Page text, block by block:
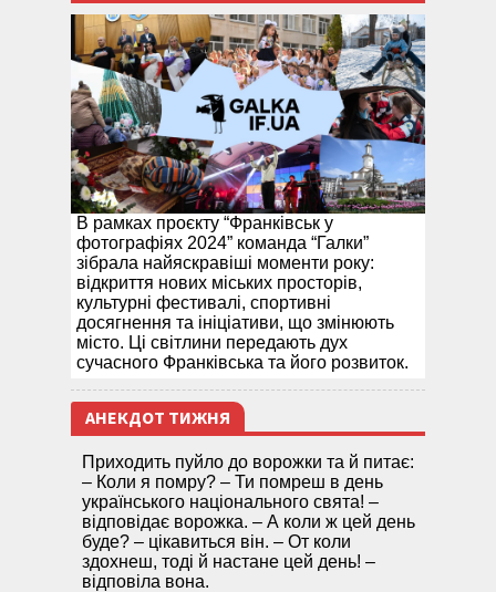
В рамках проєкту “Франківськ у
фотографіях 2024” команда “Галки”
зібрала найяскравіші моменти року:
відкриття нових міських просторів,
культурні фестивалі, спортивні
досягнення та ініціативи, що змінюють
місто. Ці світлини передають дух
сучасного Франківська та його розвиток.
АНЕКДОТ ТИЖНЯ
Приходить пуйло до ворожки та й питає:
– Коли я помру? – Ти помреш в день
українського національного свята! –
відповідає ворожка. – А коли ж цей день
буде? – цікавиться він. – От коли
здохнеш, тоді й настане цей день! –
відповіла вона.